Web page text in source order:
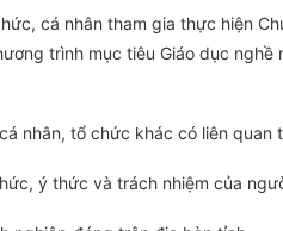
cá nhân tham gia thực hiện
trình mục tiêu Giáo dục nghề
tổ chức khác có liên
ý thức và trách nhiệm của